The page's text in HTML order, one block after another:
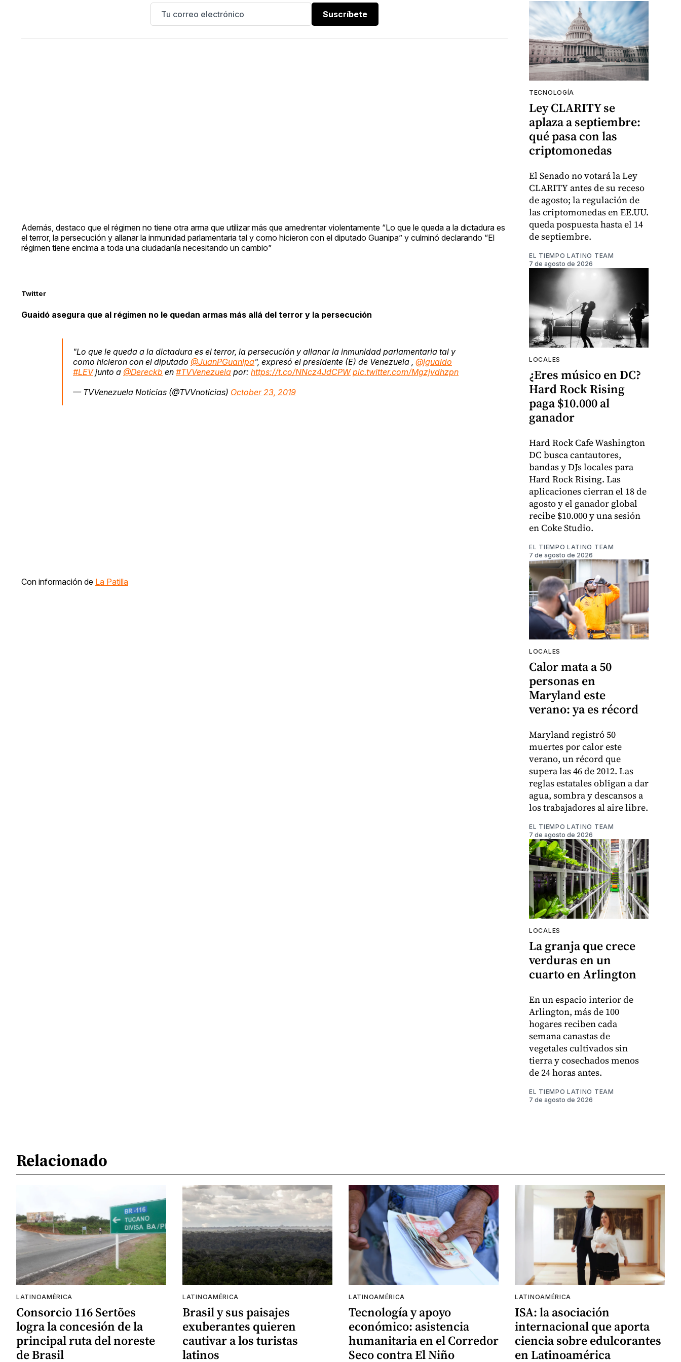
Suscríbete
Además, destaco que el régimen no tiene otra arma que utilizar más que amedrentar violentamente “Lo que le queda a la dictadura es
el terror, la persecución y allanar la inmunidad parlamentaria tal y como hicieron con el diputado Guanipa” y culminó declarando “El
régimen tiene encima a toda una ciudadanía necesitando un cambio”
Twitter
Guaidó asegura que al régimen no le quedan armas más allá del terror y la persecución
"Lo que le queda a la dictadura es el terror, la persecución y allanar la inmunidad parlamentaria tal y
como hicieron con el diputado @JuanPGuanipa", expresó el presidente (E) de Venezuela , @jguaido
#LEVjunto a @Dereckb en #TVVenezuela por: https://t.co/NNcz4JdCPW pic.twitter.com/Mgzjvdhzpn
— TVVenezuela Noticias (@TVVnoticias) October 23, 2019
Con información de La Patilla
TECNOLOGÍA
Ley CLARITY se
aplaza a septiembre:
qué pasa con las
criptomonedas
El Senado no votará la Ley
CLARITY antes de su receso
de agosto; la regulación de
las criptomonedas en EE.UU.
queda pospuesta hasta el 14
de septiembre.
EL TIEMPO LATINO TEAM
7 de agosto de 2026
LOCALES
¿Eres músico en DC?
Hard Rock Rising
paga $10.000 al
ganador
Hard Rock Cafe Washington
DC busca cantautores,
bandas y DJs locales para
Hard Rock Rising. Las
aplicaciones cierran el 18 de
agosto y el ganador global
recibe $10.000 y una sesión
en Coke Studio.
EL TIEMPO LATINO TEAM
7 de agosto de 2026
LOCALES
Calor mata a 50
personas en
Maryland este
verano: ya es récord
Maryland registró 50
muertes por calor este
verano, un récord que
supera las 46 de 2012. Las
reglas estatales obligan a dar
agua, sombra y descansos a
los trabajadores al aire libre.
EL TIEMPO LATINO TEAM
7 de agosto de 2026
LOCALES
La granja que crece
verduras en un
cuarto en Arlington
En un espacio interior de
Arlington, más de 100
hogares reciben cada
semana canastas de
vegetales cultivados sin
tierra y cosechados menos
de 24 horas antes.
EL TIEMPO LATINO TEAM
7 de agosto de 2026
Relacionado
LATINOAMÉRICA
Consorcio 116 Sertões
logra la concesión de la
principal ruta del noreste
de Brasil
LATINOAMÉRICA
Brasil y sus paisajes
exuberantes quieren
cautivar a los turistas
latinos
LATINOAMÉRICA
Tecnología y apoyo
económico: asistencia
humanitaria en el Corredor
Seco contra El Niño
LATINOAMÉRICA
ISA: la asociación
internacional que aporta
ciencia sobre edulcorantes
en Latinoamérica